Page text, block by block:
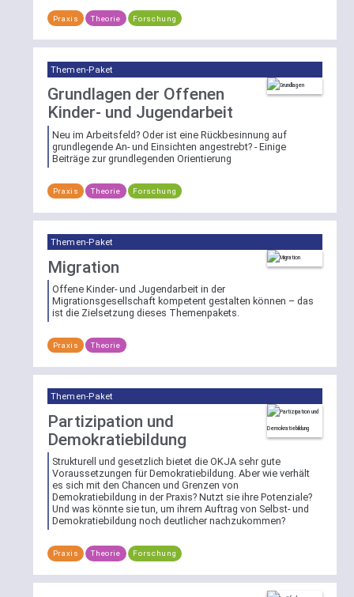
Filtermöglichkeit
einem
Bereiche
Theorie,
Forschung
zur
[reset]
wieder
deaktivieren.
Weitere
Erläuterungen
Suchfunktion
Praxis Theorie Forschung
Themen-Paket
Grundlagen der Offenen
Kinder- und Jugendarbeit
Neu im Arbeitsfeld? Oder ist eine Rückbesinnung auf
grundlegende An- und Einsichten angestrebt? - Einige
Beiträge zur grundlegenden Orientierung
Praxis Theorie Forschung
Themen-Paket
Migration
Offene Kinder- und Jugendarbeit in der
Migrationsgesellschaft kompetent gestalten können – das
ist die Zielsetzung dieses Themenpakets.
Praxis Theorie
Themen-Paket
Partizipation und
Demokratiebildung
Strukturell und gesetzlich bietet die OKJA sehr gute
Voraussetzungen für Demokratiebildung. Aber wie verhält
es sich mit den Chancen und Grenzen von
Demokratiebildung in der Praxis? Nutzt sie ihre Potenziale?
Und was könnte sie tun, um ihrem Auftrag von Selbst- und
Demokratiebildung noch deutlicher nachzukommen?
Praxis Theorie Forschung